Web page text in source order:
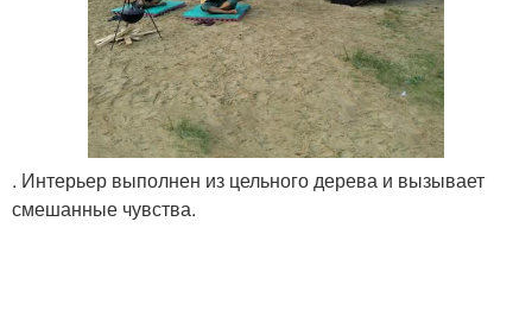
. Интерьер выполнен из цельного дерева и вызывает
смешанные чувства.